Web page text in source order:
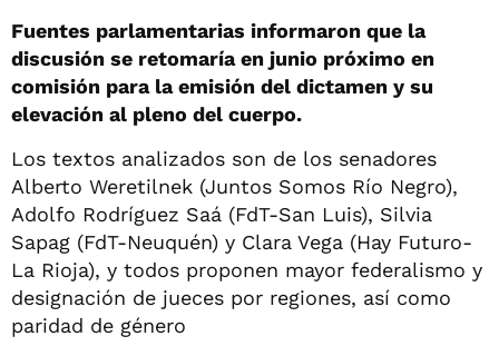
Fuentes parlamentarias informaron que la
discusión se retomaría en junio próximo en
comisión para la emisión del dictamen y su
elevación al pleno del cuerpo.
Los textos analizados son de los senadores
Alberto Weretilnek (Juntos Somos Río Negro),
Adolfo Rodríguez Saá (FdT-San Luis), Silvia
Sapag (FdT-Neuquén) y Clara Vega (Hay Futuro-
La Rioja), y todos proponen mayor federalismo y
designación de jueces por regiones, así como
paridad de género